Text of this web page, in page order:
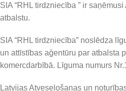
SIA “RHL tirdzniecība ” ir
atbalstu.
SIA “RHL tirdzniecība” noslēdza
un attīstības aģentūru par atbalsta
komercdarbībā. Līguma numurs
Latvijas Atveseļošanas un